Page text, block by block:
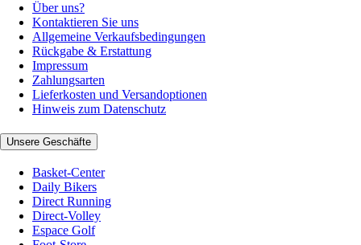
Über uns?
Kontaktieren Sie uns
Allgemeine Verkaufsbedingungen
Rückgabe & Erstattung
Impressum
Zahlungsarten
Lieferkosten und Versandoptionen
Hinweis zum Datenschutz
Unsere Geschäfte
Basket-Center
Daily Bikers
Direct Running
Direct-Volley
Espace Golf